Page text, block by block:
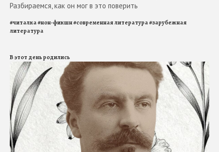
Разбираемся, как он мог в это поверить
#читалка#нон-фикшн#современная литература#зарубежная
литература
В этот день родились